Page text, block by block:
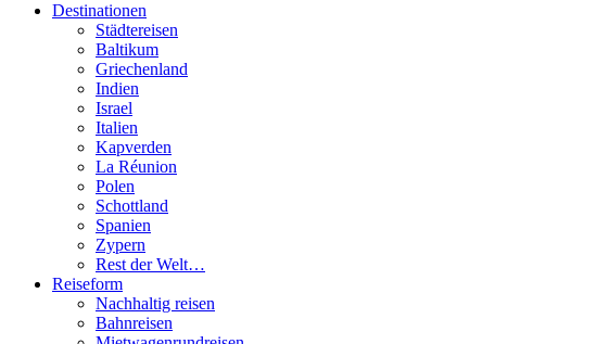
Destinationen
Städtereisen
Baltikum
Griechenland
Indien
Israel
Italien
Kapverden
La Réunion
Polen
Schottland
Spanien
Zypern
Rest der Welt…
Reiseform
Nachhaltig reisen
Bahnreisen